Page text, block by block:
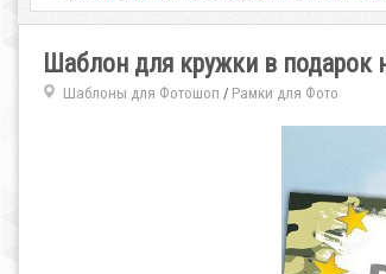
Шаблон для кружки в
Шаблоны для Фотошоп / Рамки для Фото